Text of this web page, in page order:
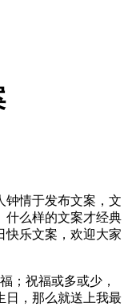
钟情于发布文案，文
什么样的文案才经典
快乐文案，欢迎大家
；祝福或多或少，
日，那么就送上我最